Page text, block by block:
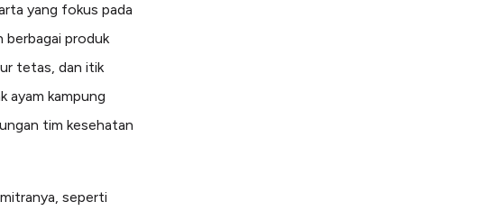
yang fokus pada
berbagai produk
tetas, dan itik
ayam kampung
tim kesehatan
seperti